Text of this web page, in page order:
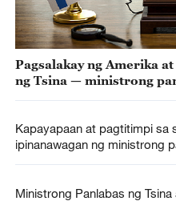
Pagsalakay ng Amerika
ng Tsina — ministrong
Kapayapaan at pagtitimpi sa
ipinanawagan ng ministrong
Ministrong Panlabas ng